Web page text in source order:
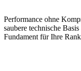
Performance ohne
saubere technische
Fundament für Ihre